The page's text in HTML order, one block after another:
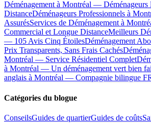
Déménagement à Montréal —
DistanceDéménageurs Professionnels à
AssurésServices de Déménagement à
Commercial et Longue DistanceMeilleurs
— 105 Avis Cinq ÉtoilesDéménagement
Prix Transparents, Sans Frais Cachés
Montréal — Service Résidentiel Complet
à Montréal — Un déménagement vert bien
anglais à Montréal — Compagnie bilingue
Catégories du blogue
ConseilsGuides de quartierGuides de coûts